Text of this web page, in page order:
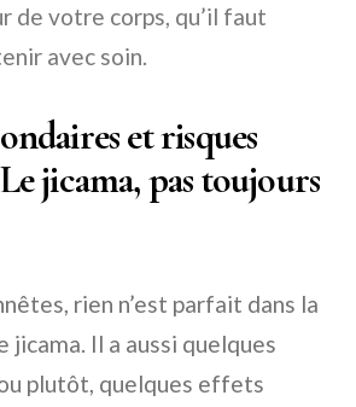
de votre corps, qu’il faut
avec soin.
et risques
jicama, pas toujours
rien n’est parfait dans la
jicama. Il a aussi quelques
plutôt, quelques effets